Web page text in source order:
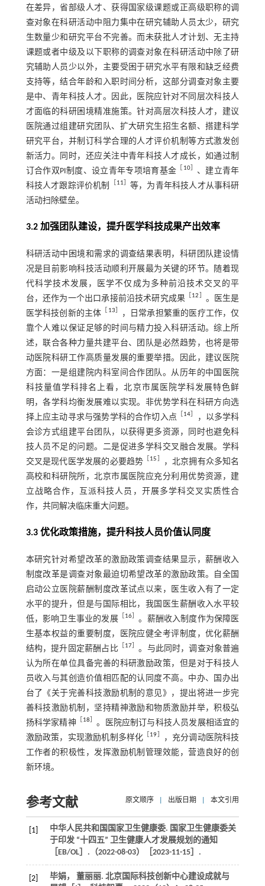
在差异，省部级人才、获得国家级课题或正高级职称的调
查对象在科研活动中阻力集中在研究辅助人员太少，研究
生数量少和研究平台不完善。而未获批人才计划、无主持
课题或者中级及以下职称的调查对象在科研活动中除了研
究辅助人员少以外，主要受困于研究水平有限和缺乏经费
支持等，结合年龄和入职时间分析，这部分调查对象主要
是中、青年科技人才。因此，医院应针对不同层次科技人
才面临的科研困境精准施策。针对高层次科技人才，建议
医院通过组建研究团队、扩大研究生招生名额、搭建科学
研究平台，并制订科学合理的人才评价机制等方式激发创
新活力。同时，还应关注中青年科技人才成长，如通过制
订合作双PI制度、设立青年专项培育基金 ［ 10］ 、建立青年
科技人才跟踪评价机制
［11］等，为青年科技人才从事科研
活动扫除壁垒。
3.2 加强团队建设，提升医学科技成果产出效率
科研活动中困境和需求的调查结果表明，科研团队建设情
况是目前影响科技活动顺利开展最为关键的环节。随着现
代科学技术发展，医学不仅成为多种前沿技术交叉的平
台，还作为一个出口承接前沿技术研究成果 ［12］ 。医生是
医学科技创新的主体 ［ 13］
，日常承担繁重的医疗工作，仅
靠个人难以保证足够的时间与精力投入科研活动。综上所
述，联合各种力量共建平台、团队是必然趋势，也将是带
动医院科研工作高质量发展的重要举措。因此，建议医院
方面：一是组建院内科室间合作团队。从历年的中国医院
科技量值学科排名上看，北京市属医院学科发展特色鲜
明，各学科均衡发展难以实现。非优势学科在科研方向选
择上应主动寻求与强势学科的合作切入点 ［14］
，以多学科
会诊方式组建平台团队，以获得更多资源，同时也避免科
技人员不足的问题。二是促进多学科交叉融合发展。学科
交叉是现代医学发展的必要趋势 ［15］
，北京拥有众多知名
高校和科研院所，北京市属医院应充分利用优势资源，建
立战略合作，互派科技人员，开展多学科交叉实质性合
作，共同解决临床重大问题。
3.3 优化政策措施，提升科技人员价值认同度
本研究针对希望改革的激励政策调查结果显示，薪酬收入
制度改革是调查对象最迫切希望改革的激励政策。自全国
启动公立医院薪酬制度改革试点以来，医生收入有了一定
水平的提升，但是与国际相比，我国医生薪酬收入水平较
低，影响卫生事业的发展 ［16］ 。薪酬收入制度作为保障医
生基本权益的重要制度，医院应健全考评制度，优化薪酬
结构，提升固定薪酬占比 ［17］ 。与此同时，调查对象普遍
认为所在单位具备完善的科研激励政策，但是对于科技人
员收入与其创造价值相匹配的认同度不高。中办、国办出
台了《关于完善科技激励机制的意见》，提出将进一步完
善科技激励机制，坚持精神激励和物质激励并举，积极弘
扬科学家精神 ［18］ 。医院应制订与科技人员发展相适宜的
激励政策，实现激励机制多样化 ［19］
，充分调动医院科技
工作者的积极性，发挥激励机制管理效能，营造良好的创
新环境。
参考文献 原文顺序 出版日期 本文引用
[1]
中华人民共和国国家卫生健康委. 国家卫生健康委关
于印发 “十四五” 卫生健康人才发展规划的通知
［EB/OL］.（2022-08-03）［2023-11-15］.
[2]
毕娟， 董丽丽. 北京国际科技创新中心建设成就与